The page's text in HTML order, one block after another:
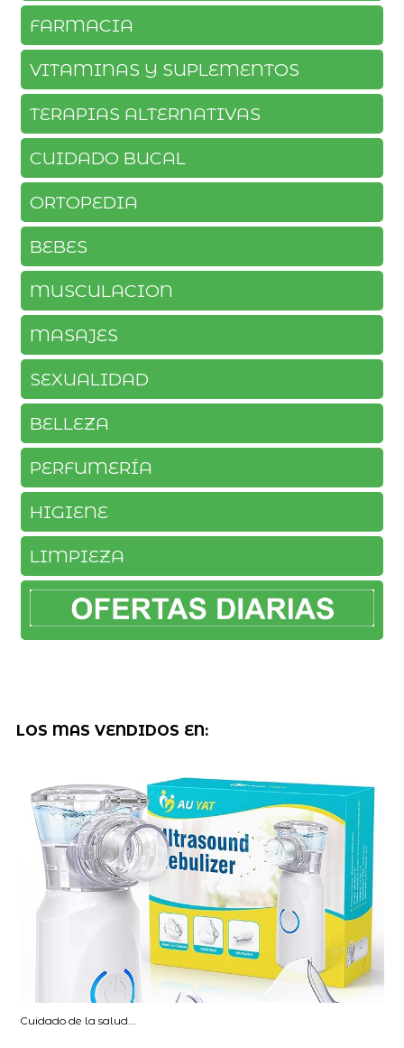
FARMACIA
VITAMINAS Y SUPLEMENTOS
TERAPIAS ALTERNATIVAS
CUIDADO BUCAL
ORTOPEDIA
BEBES
MUSCULACION
MASAJES
SEXUALIDAD
BELLEZA
PERFUMERÍA
HIGIENE
LIMPIEZA
LOS MAS VENDIDOS EN:
Cuidado de la salud...